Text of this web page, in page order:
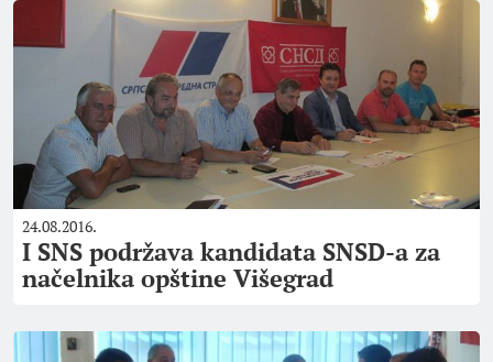
24.08.2016.
I SNS podržava kandidata SNSD-a za
načelnika opštine Višegrad